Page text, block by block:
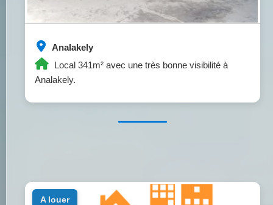
Analakely
Local 341m² avec une très bonne visibilité à
Analakely.
a louer